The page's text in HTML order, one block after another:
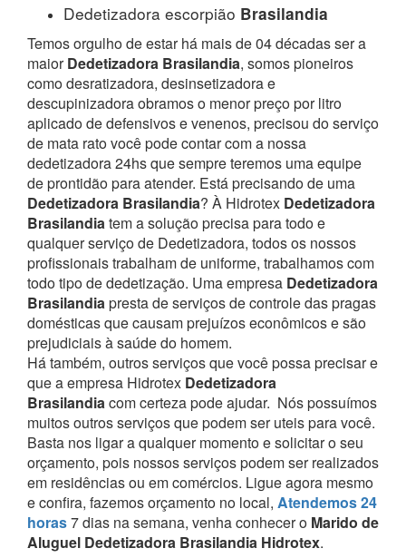
Dedetizadora escorpião Brasilandia
Temos orgulho de estar há mais de 04 décadas ser a
maiorDedetizadora Brasilandia, somos pioneiros
como desratizadora, desinsetizadora e
descupinizadora obramos o menor preço por litro
aplicado de defensivos e venenos, precisou do serviço
de mata rato você pode contar com a nossa
dedetizadora 24hs que sempre teremos uma equipe
de prontidão para atender. Está precisando de uma
Dedetizadora Brasilandia? À Hidrotex Dedetizadora
Brasilandiatem a solução precisa para todo e
qualquer serviço de Dedetizadora, todos os nossos
profissionais trabalham de uniforme, trabalhamos com
todo tipo de dedetização. Uma empresa Dedetizadora
Brasilandiapresta de serviços de controle das pragas
domésticas que causam prejuízos econômicos e são
prejudiciais à saúde do homem.
Há também, outros serviços que você possa precisar e
que a empresa Hidrotex Dedetizadora
Brasilandiacom certeza pode ajudar. Nós possuímos
muitos outros serviços que podem ser uteis para você.
Basta nos ligar a qualquer momento e solicitar o seu
orçamento, pois nossos serviços podem ser realizados
em residências ou em comércios. Ligue agora mesmo
e confira, fazemos orçamento no local, Atendemos 24
horas7 dias na semana, venha conhecer o Marido de
Aluguel Dedetizadora Brasilandia Hidrotex.